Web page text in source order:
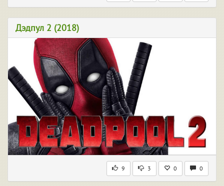
Дэдпул 2 (2018)
9 3 0 0